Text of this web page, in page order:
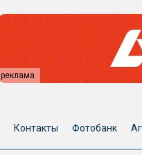
реклама
Контакты Фотобанк